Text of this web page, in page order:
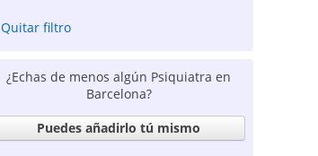
Quitar filtro
¿Echas de menos algún Psiquiatra en
Barcelona?
Puedes añadirlo tú mismo